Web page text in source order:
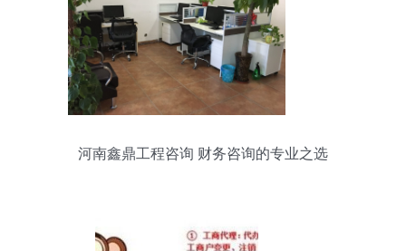
河南鑫鼎工程咨询 财务咨询的专业之选